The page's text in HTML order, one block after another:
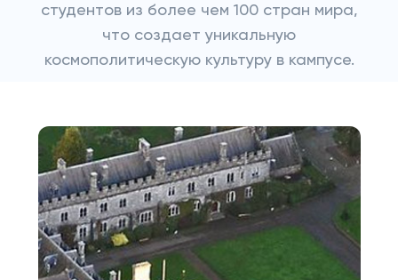
студентов из более чем 100 стран мира,
что создает уникальную
космополитическую культуру в кампусе.